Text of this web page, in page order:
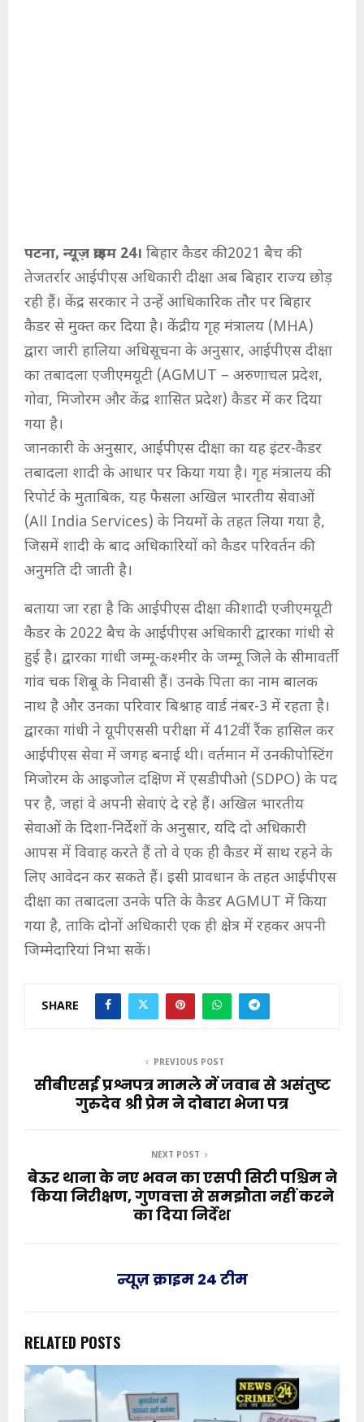
पटना, न्यूज़ क्राइम 24। बिहार कैडर की 2021 बैच की
तेजतर्रार आईपीएस अधिकारी दीक्षा अब बिहार राज्य छोड़
रही हैं। केंद्र सरकार ने उन्हें आधिकारिक तौर पर बिहार
कैडर से मुक्त कर दिया है। केंद्रीय गृह मंत्रालय (MHA)
द्वारा जारी हालिया अधिसूचना के अनुसार, आईपीएस दीक्षा
का तबादला एजीएमयूटी (AGMUT – अरुणाचल प्रदेश,
गोवा, मिजोरम और केंद्र शासित प्रदेश) कैडर में कर दिया
गया है।
जानकारी के अनुसार, आईपीएस दीक्षा का यह इंटर-कैडर
तबादला शादी के आधार पर किया गया है। गृह मंत्रालय की
रिपोर्ट के मुताबिक, यह फैसला अखिल भारतीय सेवाओं
(All India Services) के नियमों के तहत लिया गया है,
जिसमें शादी के बाद अधिकारियों को कैडर परिवर्तन की
अनुमति दी जाती है।
बताया जा रहा है कि आईपीएस दीक्षा की शादी एजीएमयूटी
कैडर के 2022 बैच के आईपीएस अधिकारी द्वारका गांधी से
हुई है। द्वारका गांधी जम्मू-कश्मीर के जम्मू जिले के सीमावर्ती
गांव चक शिबू के निवासी हैं। उनके पिता का नाम बालक
नाथ है और उनका परिवार बिश्नाह वार्ड नंबर-3 में रहता है।
द्वारका गांधी ने यूपीएससी परीक्षा में 412वीं रैंक हासिल कर
आईपीएस सेवा में जगह बनाई थी। वर्तमान में उनकी पोस्टिंग
मिजोरम के आइजोल दक्षिण में एसडीपीओ (SDPO) के पद
पर है, जहां वे अपनी सेवाएं दे रहे हैं। अखिल भारतीय
सेवाओं के दिशा-निर्देशों के अनुसार, यदि दो अधिकारी
आपस में विवाह करते हैं तो वे एक ही कैडर में साथ रहने के
लिए आवेदन कर सकते हैं। इसी प्रावधान के तहत आईपीएस
दीक्षा का तबादला उनके पति के कैडर AGMUT में किया
गया है, ताकि दोनों अधिकारी एक ही क्षेत्र में रहकर अपनी
जिम्मेदारियां निभा सकें।
SHARE
PREVIOUS POST
सीबीएसई प्रश्नपत्र मामले में जवाब से असंतुष्ट
गुरुदेव श्री प्रेम ने दोबारा भेजा पत्र
NEXT POST
बेऊर थाना के नए भवन का एसपी सिटी पश्चिम ने
किया निरीक्षण, गुणवत्ता से समझौता नहीं करने
का दिया निर्देश
न्यूज़ क्राइम 24 टीम
RELATED POSTS